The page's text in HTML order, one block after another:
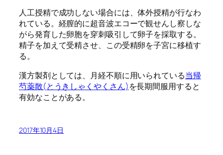
人工授精で成功しない場合には、体外授精が行なわ
れている。経膣的に超音波エコーで観せんし察しな
がら発育した卵胞を穿刺吸引して卵子を採取する。
精子を加えて受精させ、この受精卵を子宮に移植す
る。
漢方製剤としては、月経不順に用いられている当帰
芍薬散(とうきしゃくやくさん)を長期間服用すると
有効なことがある。
2017年10月4日